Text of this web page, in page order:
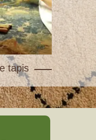
tapis